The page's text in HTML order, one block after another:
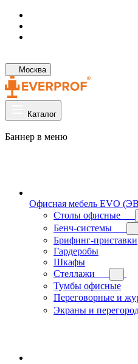
Москва
Каталог
Баннер в меню
Офисная мебель EVO
Cтолы офисные
Бенч-системы
Брифинг-приставки
Гардеробы
Шкафы
Стеллажи
Тумбы офисные
Переговорные и
Экраны и